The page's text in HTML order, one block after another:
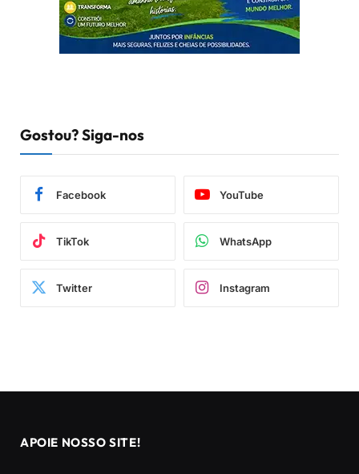
Gostou? Siga-nos
Facebook YouTube
TikTok WhatsApp
Twitter Instagram
APOIE NOSSO SITE!